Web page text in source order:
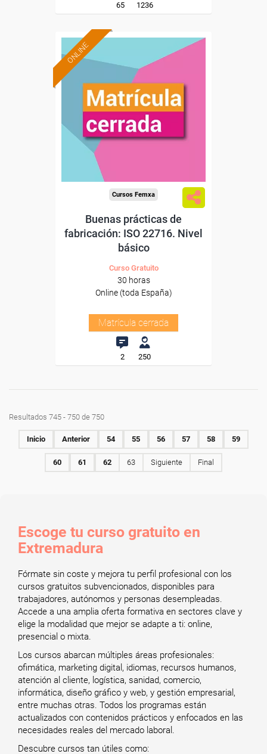
65 1236
ONLINE
Cursos Femxa
Buenas prácticas de
fabricación: ISO 22716. Nivel
básico
Curso Gratuito
30 horas
Online (toda España)
Matrícula cerrada
2 250
Resultados 745 - 750 de 750
Inicio Anterior 54 55 56 57 58 59
60 61 62 63 Siguiente Final
Escoge tu curso gratuito en
Extremadura
Fórmate sin coste y mejora tu perfil profesional con los
cursos gratuitos subvencionados, disponibles para
trabajadores, autónomos y personas desempleadas.
Accede a una amplia oferta formativa en sectores clave y
elige la modalidad que mejor se adapte a ti: online,
presencial o mixta.
Los cursos abarcan múltiples áreas profesionales:
ofimática, marketing digital, idiomas, recursos humanos,
atención al cliente, logística, sanidad, comercio,
informática, diseño gráfico y web, y gestión empresarial,
entre muchas otras. Todos los programas están
actualizados con contenidos prácticos y enfocados en las
necesidades reales del mercado laboral.
Descubre cursos tan útiles como: